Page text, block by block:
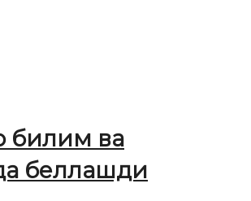
билим ва
беллашди